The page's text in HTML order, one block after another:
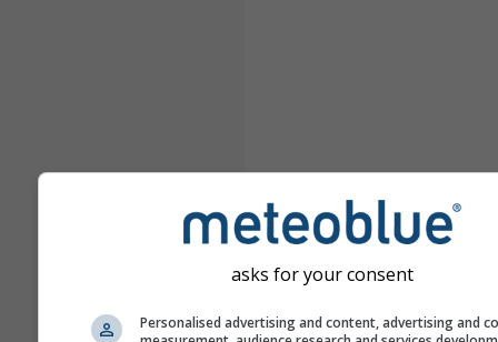
asks for your consent
Personalised advertising and content, advertising and